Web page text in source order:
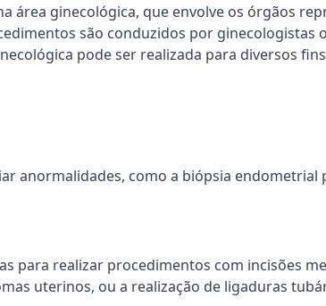
área ginecológica, que envolve os órgãos
são conduzidos por ginecologistas
pode ser realizada para diversos
anormalidades, como a biópsia endometrial
para realizar procedimentos com incisões
uterinos, ou a realização de ligaduras